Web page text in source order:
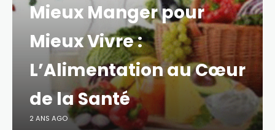
Mieux Manger pour
Mieux Vivre :
L’Alimentation au Cœur
de la Santé
2 ANS AGO